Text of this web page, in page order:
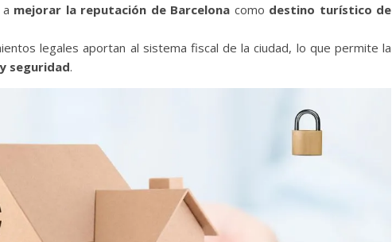
mejorar la reputación de Barcelona como destino turístico de
legales aportan al sistema fiscal de la ciudad, lo que permite la
seguridad.